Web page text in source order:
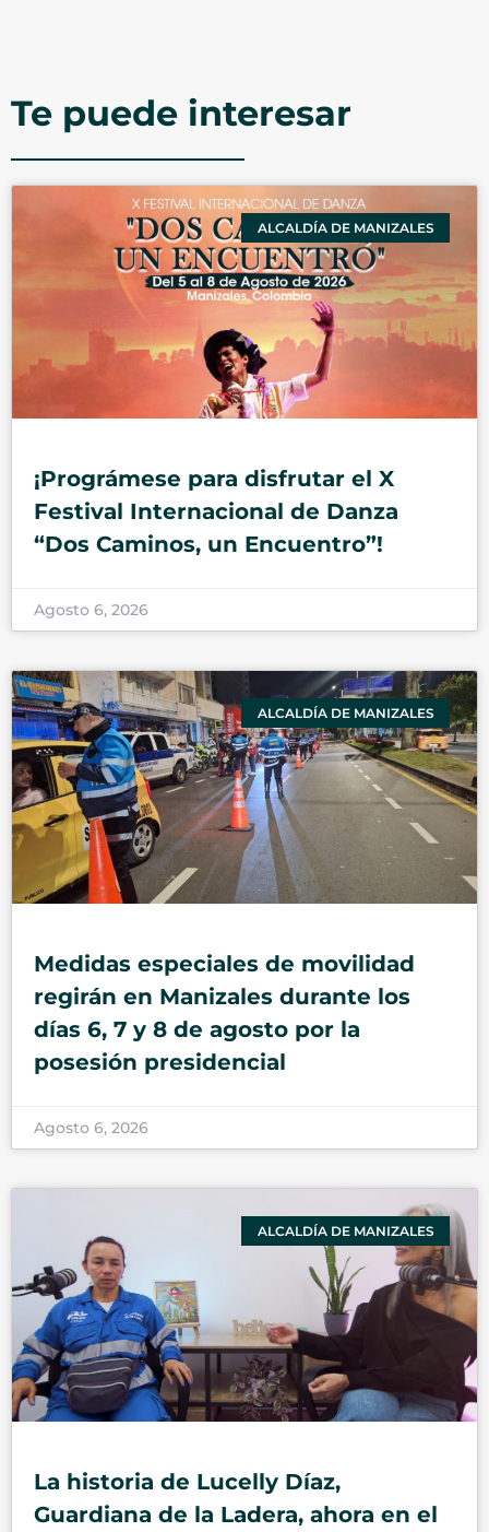
Te puede interesar
ALCALDÍA DE MANIZALES
¡Prográmese para disfrutar el X
Festival Internacional de Danza
“Dos Caminos, un Encuentro”!
Agosto 6, 2026
ALCALDÍA DE MANIZALES
Medidas especiales de movilidad
regirán en Manizales durante los
días 6, 7 y 8 de agosto por la
posesión presidencial
Agosto 6, 2026
ALCALDÍA DE MANIZALES
La historia de Lucelly Díaz,
Guardiana de la Ladera, ahora en el